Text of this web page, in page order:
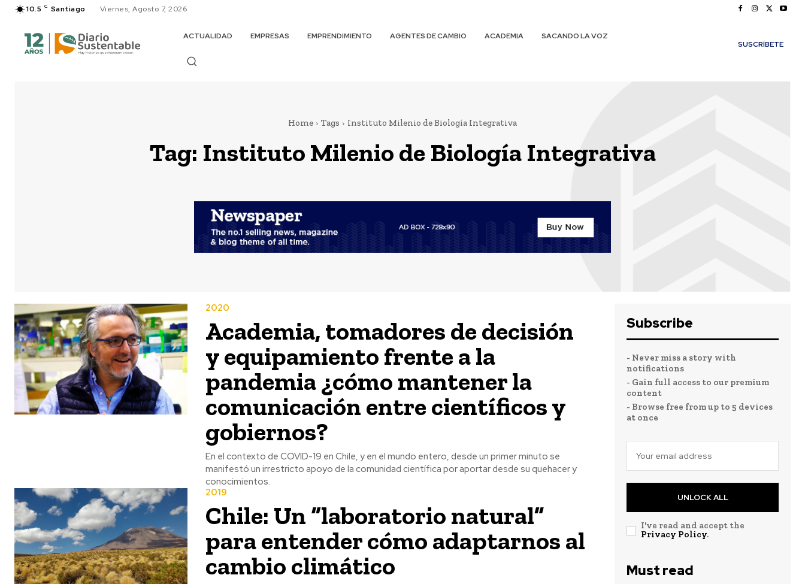
10.5 C Santiago Viernes, Agosto 7, 2026
ACTUALIDAD EMPRESAS EMPRENDIMIENTO AGENTES DE CAMBIO ACADEMIA
SACANDO LA VOZ
SUSCRÍBETE
Home Tags Instituto Milenio de Biología Integrativa
Tag: Instituto Milenio de Biología Integrativa
2020
Academia, tomadores de decisión
y equipamiento frente a la
pandemia ¿cómo mantener la
comunicación entre científicos y
gobiernos?
En el contexto de COVID-19 en Chile, y en el mundo entero, desde un primer minuto se
manifestó un irrestricto apoyo de la comunidad científica por aportar desde su quehacer y
conocimientos.
2019
Chile: Un “laboratorio natural”
para entender cómo adaptarnos al
cambio climático
Subscribe
- Never miss a story with
notifications
- Gain full access to our premium
content
- Browse free from up to 5 devices
at once
UNLOCK ALL
I've read and accept the
Privacy Policy.
Must read